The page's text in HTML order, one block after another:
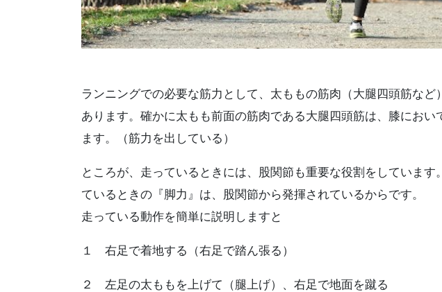
ランニングでの必要な筋力として、太ももの筋肉（大腿四頭筋など
あります。確かに太もも前面の筋肉である大腿四頭筋は、膝におい
ます。（筋力を出している）
ところが、走っているときには、股関節も重要な役割をしています
ているときの『脚力』は、股関節から発揮されているからです。
走っている動作を簡単に説明しますと
１ 右足で着地する（右足で踏ん張る）
２ 左足の太ももを上げて（腿上げ）、右足で地面を蹴る